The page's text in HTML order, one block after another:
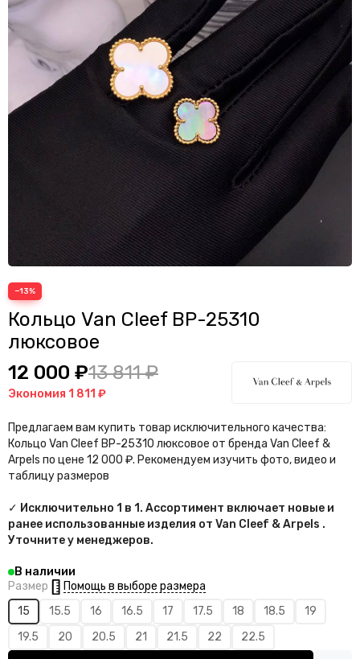
−13%
Кольцо Van Cleef BP-25310
люксовое
12 000 ₽13 811 ₽
Экономия 1 811 ₽
Предлагаем вам купить товар исключительного качества:
Кольцо Van Cleef BP-25310 люксовое от бренда Van Cleef &
Arpels по цене 12 000 ₽. Рекомендуем изучить фото, видео и
таблицу размеров
✓ Исключительно 1 в 1. Ассортимент включает новые и
ранее использованные изделия от Van Cleef & Arpels .
Уточните у менеджеров.
В наличии
Размер
Помощь в выборе размера
15
15.5 16 16.5 17 17.5 18 18.5
19
19.5
20 20.5 21 21.5 22 22.5